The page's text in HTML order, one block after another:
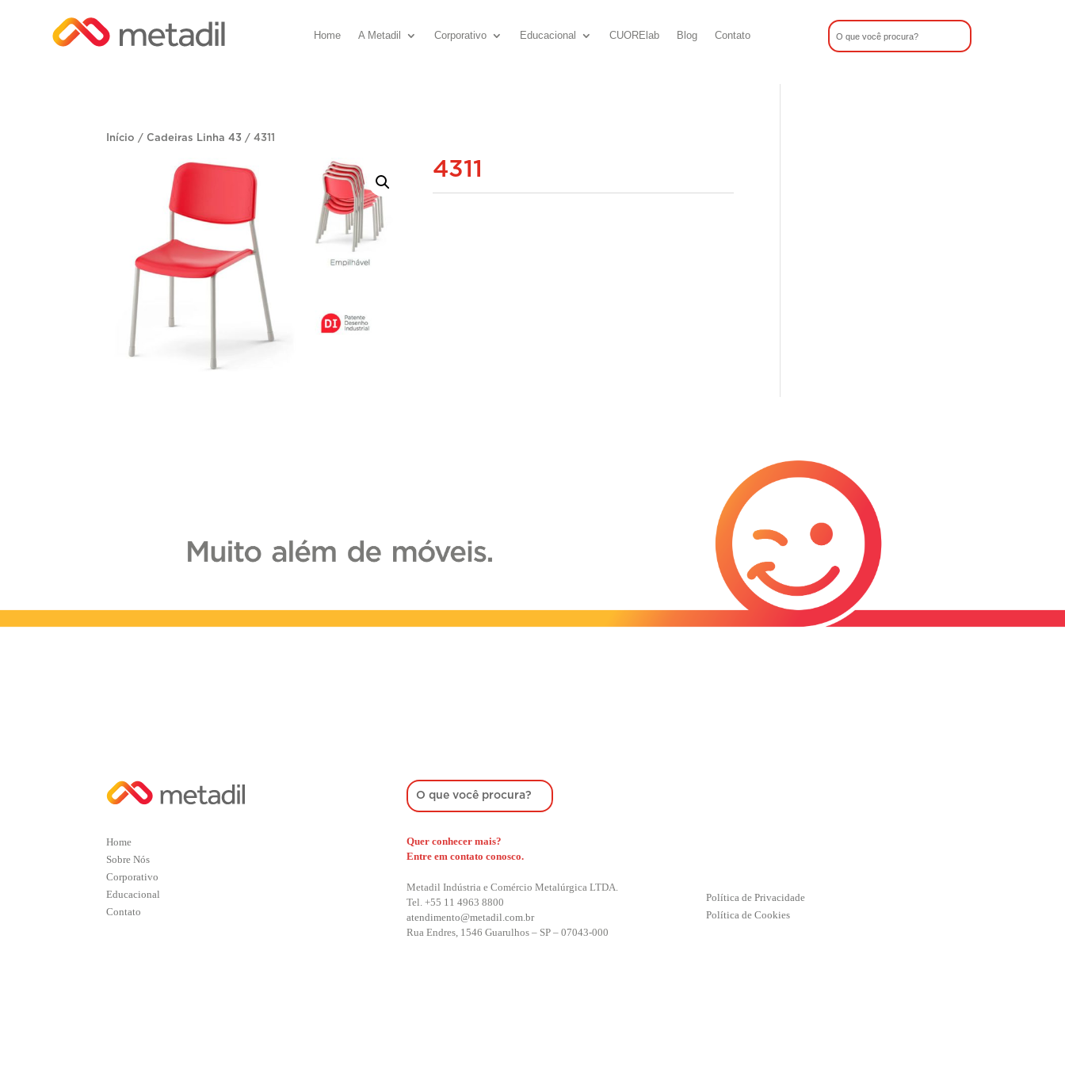
Home A Metadil Corporativo Educacional CUORElab Blog Contato
Início / Cadeiras Linha 43 / 4311
4311
Home
Sobre Nós
Corporativo
Educacional
Contato
Quer conhecer mais?
Entre em contato conosco.
Metadil Indústria e Comércio Metalúrgica LTDA.
Tel. +55 11 4963 8800
atendimento@metadil.com.br
Rua Endres, 1546 Guarulhos – SP – 07043-000
Política de Privacidade
Política de Cookies